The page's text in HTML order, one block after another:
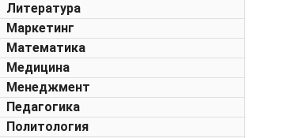
Литература
Маркетинг
Математика
Медицина
Менеджмент
Педагогика
Политология